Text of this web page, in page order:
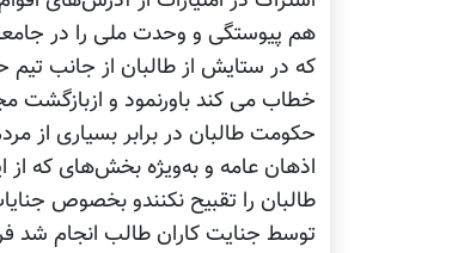
هم پیوستگی و وحدت ملی را در
که در ستایش از طالبان از جانب تیم
خطاب می کند باورنمود و ازبازگشت
حکومت طالبان در برابر بسیاری از
اذهان عامه و به‌ویژه بخش‌های که از
طالبان را تقبیح نکنندو بخصوص
توسط جنایت کاران طالب انجام شد